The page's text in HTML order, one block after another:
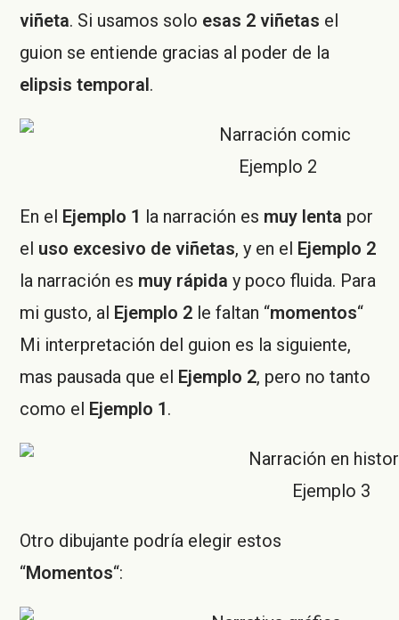
viñeta. Si usamos solo esas 2 viñetas el
guion se entiende gracias al poder de la
elipsis temporal.
Ejemplo 2
En el Ejemplo 1 la narración es muy lenta por
el uso excesivo de viñetas, y en el Ejemplo 2
la narración es muy rápida y poco fluida. Para
mi gusto, al Ejemplo 2 le faltan “momentos“
Mi interpretación del guion es la siguiente,
mas pausada que el Ejemplo 2, pero no tanto
como el Ejemplo 1.
Ejemplo 3
Otro dibujante podría elegir estos
“Momentos“: